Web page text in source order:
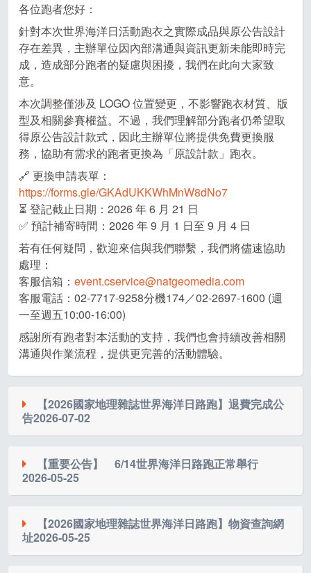
各位跑者您好：
針對本次世界海洋日活動跑衣之實際成品與原公告設計
存在差異，主辦單位因內部溝通與資訊更新未能即時完
成，造成部分跑者的疑慮與困擾，我們在此向大家致
意。
本次調整僅涉及 LOGO 位置變更，不影響跑衣材質、版
型及相關參賽權益。不過，我們理解部分跑者仍希望取
得原公告設計款式，因此主辦單位將提供免費更換服
務，協助有需求的跑者更換為「原設計款」跑衣。
🔗 更換申請表單：
https://forms.gle/GKAdUKKWhMnW8dNo7
⏳ 登記截止日期：2026 年 6 月 21 日
✅ 預計補寄時間：2026 年 9 月 1 日至 9 月 4 日
若有任何疑問，歡迎來信與我們聯繫，我們將儘速協助
處理：
客服信箱： event.cservice@natgeomedia.com
客服電話：02-7717-9258分機174／02-2697-1600 (週
一至週五10:00-16:00)
感謝所有跑者對本活動的支持，我們也會持續改善相關
溝通與作業流程，提供更完善的活動體驗。
【2026國家地理雜誌世界海洋日路跑】退費完成公
告2026-07-02
除少數因帳戶資訊有誤者未匯款成功外，其餘退費已於
昨日全數完成
若有相關疑慮可致電活動承辦人 0958220626沈先生
【重要公告】 6/14世界海洋日路跑正常舉行
2026-05-25
主辦單位已全面啟動雨備措施，並將密切關注最新天氣
【2026國家地理雜誌世界海洋日路跑】物資查詢網
址2026-05-25